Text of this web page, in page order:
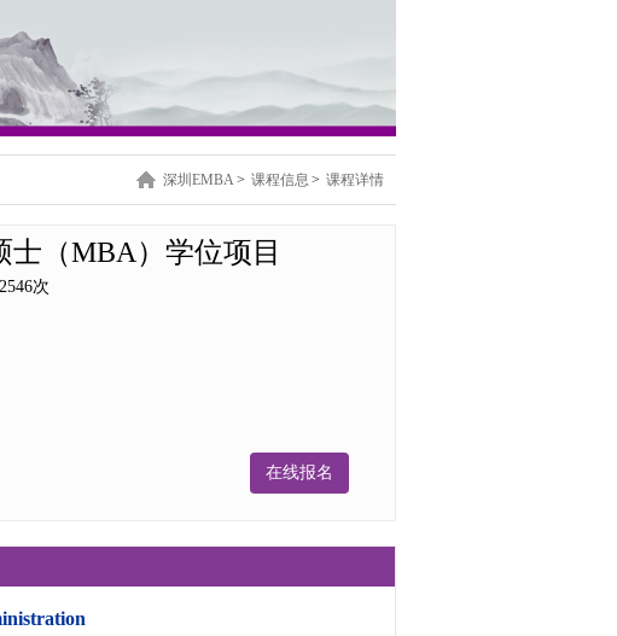
深圳EMBA> 课程信息 > 课程详情
（MBA）学位项目
2546次
在线报名